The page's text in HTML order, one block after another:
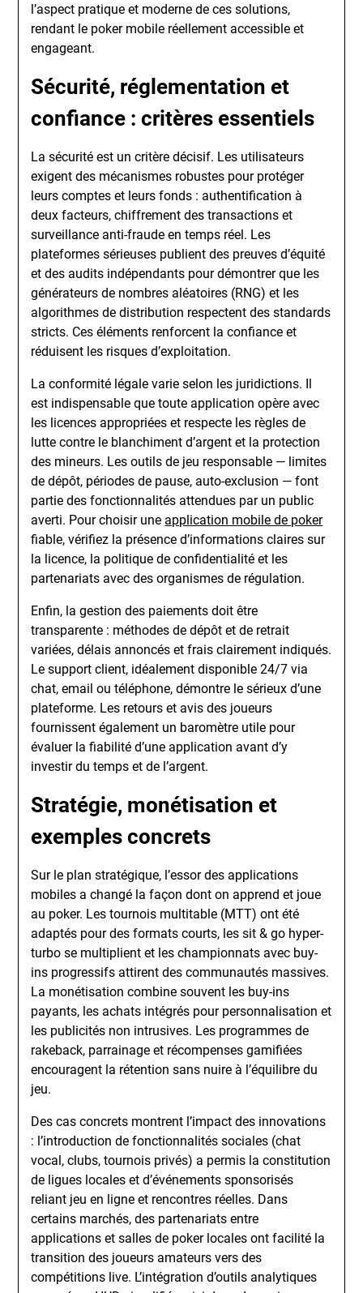
l’aspect pratique et moderne de ces solutions,
rendant le poker mobile réellement accessible et
engageant.
Sécurité, réglementation et
confiance : critères essentiels
La sécurité est un critère décisif. Les utilisateurs
exigent des mécanismes robustes pour protéger
leurs comptes et leurs fonds : authentification à
deux facteurs, chiffrement des transactions et
surveillance anti-fraude en temps réel. Les
plateformes sérieuses publient des preuves d’équité
et des audits indépendants pour démontrer que les
générateurs de nombres aléatoires (RNG) et les
algorithmes de distribution respectent des standards
stricts. Ces éléments renforcent la confiance et
réduisent les risques d’exploitation.
La conformité légale varie selon les juridictions. Il
est indispensable que toute application opère avec
les licences appropriées et respecte les règles de
lutte contre le blanchiment d’argent et la protection
des mineurs. Les outils de jeu responsable — limites
de dépôt, périodes de pause, auto-exclusion — font
partie des fonctionnalités attendues par un public
averti. Pour choisir une application mobile de poker
fiable, vérifiez la présence d’informations claires sur
la licence, la politique de confidentialité et les
partenariats avec des organismes de régulation.
Enfin, la gestion des paiements doit être
transparente : méthodes de dépôt et de retrait
variées, délais annoncés et frais clairement indiqués.
Le support client, idéalement disponible 24/7 via
chat, email ou téléphone, démontre le sérieux d’une
plateforme. Les retours et avis des joueurs
fournissent également un baromètre utile pour
évaluer la fiabilité d’une application avant d’y
investir du temps et de l’argent.
Stratégie, monétisation et
exemples concrets
Sur le plan stratégique, l’essor des applications
mobiles a changé la façon dont on apprend et joue
au poker. Les tournois multitable (MTT) ont été
adaptés pour des formats courts, les sit & go hyper-
turbo se multiplient et les championnats avec buy-
ins progressifs attirent des communautés massives.
La monétisation combine souvent les buy-ins
payants, les achats intégrés pour personnalisation et
les publicités non intrusives. Les programmes de
rakeback, parrainage et récompenses gamifiées
encouragent la rétention sans nuire à l’équilibre du
jeu.
Des cas concrets montrent l’impact des innovations
: l’introduction de fonctionnalités sociales (chat
vocal, clubs, tournois privés) a permis la constitution
de ligues locales et d’événements sponsorisés
reliant jeu en ligne et rencontres réelles. Dans
certains marchés, des partenariats entre
applications et salles de poker locales ont facilité la
transition des joueurs amateurs vers des
compétitions live. L’intégration d’outils analytiques